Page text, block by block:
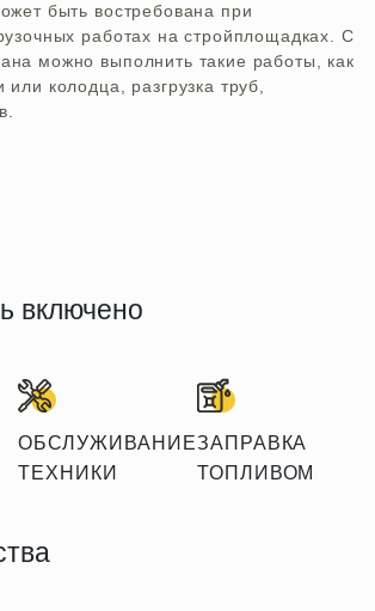
быть востребована при
работах на стройплощадках. С
можно выполнить такие работы, как
колодца, разгрузка труб,
включено
ОБСЛУЖИВАНИЕ
ТЕХНИКИ
ЗАПРАВКА
ТОПЛИВОМ